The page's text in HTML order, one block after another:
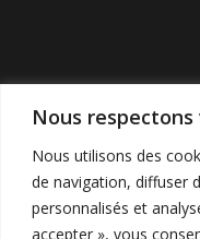
Nous
Nous utilisons des
de navigation, diffuser
personnalisés et
accepter », vous